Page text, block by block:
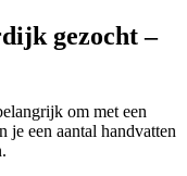
gezocht –
om met een
je een aantal handvatten